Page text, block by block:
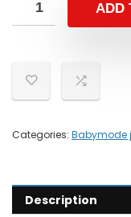
ADD
Categories: Babymode
Description